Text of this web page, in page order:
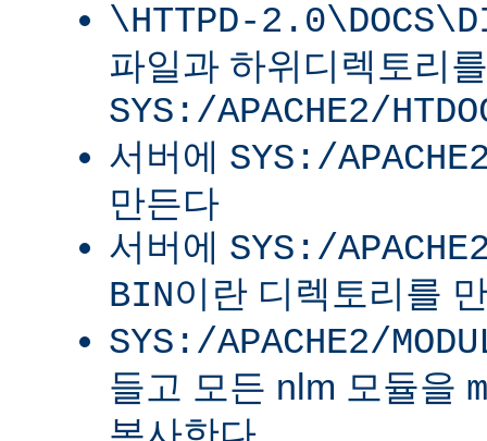
\HTTPD-
파일과 하위디렉토리를
SYS:/APACHE2/
서버에 SYS:/
만든다
서버에 SYS:/
BIN이란 디렉토리를
SYS:/APACHE2/
들고 모든 nlm 모듈을